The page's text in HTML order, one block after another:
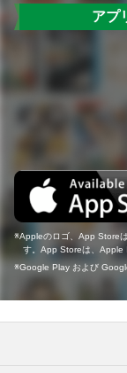
アプ
Appleのロゴ、App Store
す。App Storeは、Apple
Google Play および